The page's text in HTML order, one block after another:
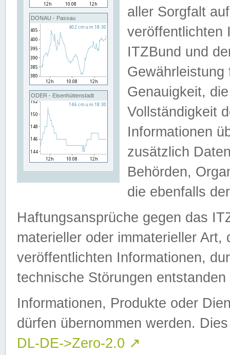
DONAU - Passau
ODER - Eisenhüttenstadt
aller Sorgfalt
veröffentlichten
ITZBund und
Genauigkeit,
Vollständigkeit
Informationen
zusätzlich
Behörden,
die ebenfalls
Haftungsansprüche gegen das
materieller oder immaterieller
veröffentlichten Informationen,
technische Störungen
Informationen, Produkte oder
dürfen übernommen werden.
DL-DE->Zero-2.0 ↗